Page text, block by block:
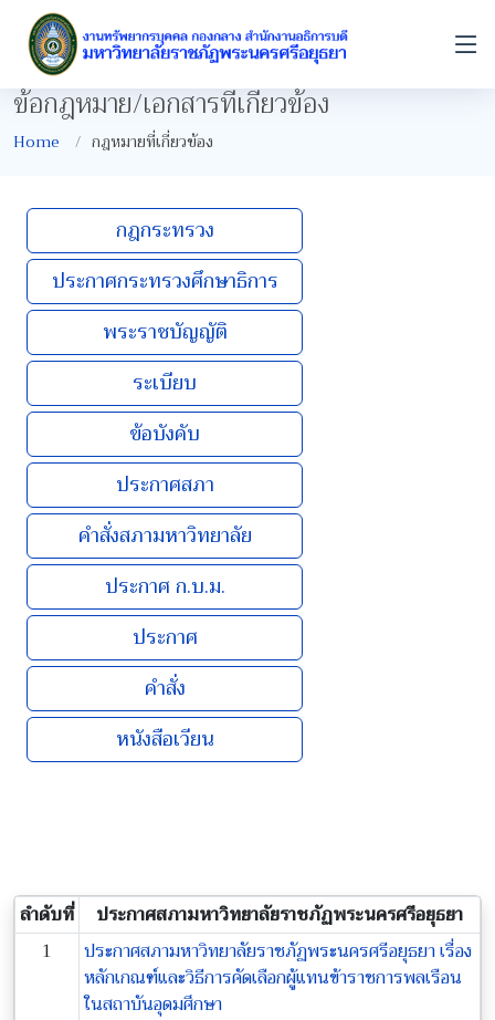
ข้อกฎหมาย/เอกสารที่เกี่ยวข้อง
Home กฎหมายที่เกี่ยวข้อง
กฎกระทรวง
ประกาศกระทรวงศึกษาธิการ
พระราชบัญญัติ
ระเบียบ
ข้อบังคับ
ประกาศสภา
คำสั่งสภามหาวิทยาลัย
ประกาศ ก.บ.ม.
ประกาศ
คำสั่ง
หนังสือเวียน
ลำดับที่
ประกาศสภามหาวิทยาลัยราชภัฏพระนครศรีอยุธยา
1
ประกาศสภามหาวิทยาลัยราชภัฏพระนครศรีอยุธยา เรื่อง
หลักเกณฑ์และวิธีการคัดเลือกผู้แทนข้าราชการพลเรือน
ในสถาบันอุดมศึกษา